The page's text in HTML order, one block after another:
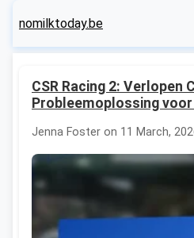
nomilktoday.be
CSR Racing 2: Verlopen
Probleemoplossing
Jenna Foster on 11 March,